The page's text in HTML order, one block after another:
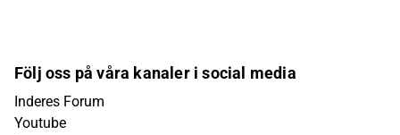
Följ oss på våra kanaler i social media
Inderes Forum
Youtube